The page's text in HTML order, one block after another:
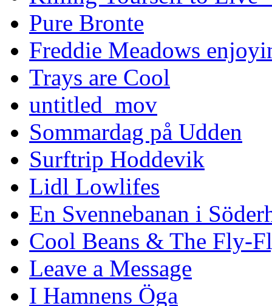
Pure Bronte
Freddie Meadows
Trays are Cool
untitled_mov
Sommardag på Udden
Surftrip Hoddevik
Lidl Lowlifes
En Svennebanan i
Cool Beans & The Fly-
Leave a Message
I Hamnens Öga